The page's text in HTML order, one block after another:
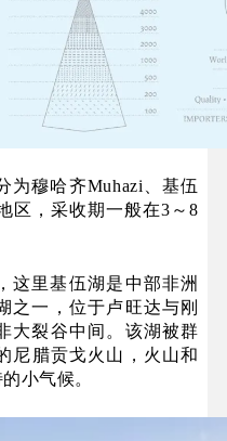
为穆哈齐Muhazi、基伍
区，采收期一般在3～8
这里基伍湖是中部非洲
之一，位于卢旺达与刚
大裂谷中间。该湖被群
尼腊贡戈火山，火山和
小气候。